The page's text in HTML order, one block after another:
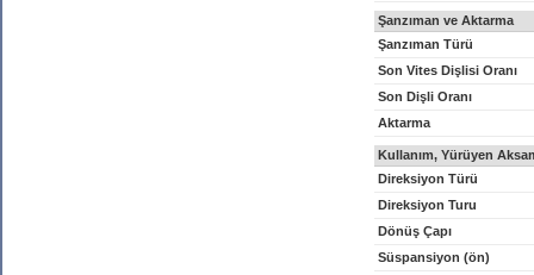
Şanzıman ve Aktarma
Şanzıman Türü
Son Vites Dişlisi Oranı
Son Dişli Oranı
Aktarma
Kullanım, Yürüyen
Direksiyon Türü
Direksiyon Turu
Dönüş Çapı
Süspansiyon (ön)